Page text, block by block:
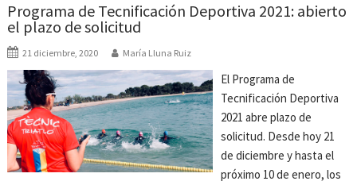
Programa de Tecnificación Deportiva 2021: abierto
el plazo de solicitud
21 diciembre, 2020 María Lluna Ruiz
El Programa de
Tecnificación Deportiva
2021 abre plazo de
solicitud. Desde hoy 21
de diciembre y hasta el
próximo 10 de enero, los